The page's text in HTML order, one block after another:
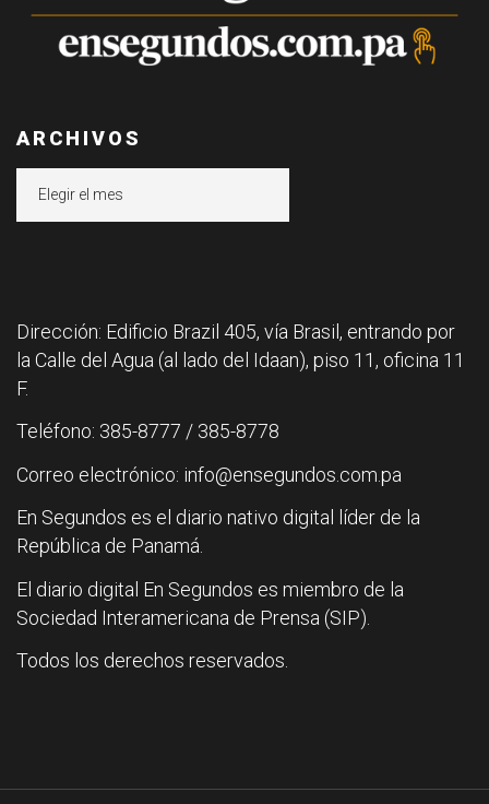
ARCHIVOS
Dirección: Edificio Brazil 405, vía Brasil, entrando por
la Calle del Agua (al lado del Idaan), piso 11, oficina 11
F.
Teléfono: 385-8777 / 385-8778
Correo electrónico: info@ensegundos.com.pa
En Segundos es el diario nativo digital líder de la
República de Panamá.
El diario digital En Segundos es miembro de la
Sociedad Interamericana de Prensa (SIP).
Todos los derechos reservados.